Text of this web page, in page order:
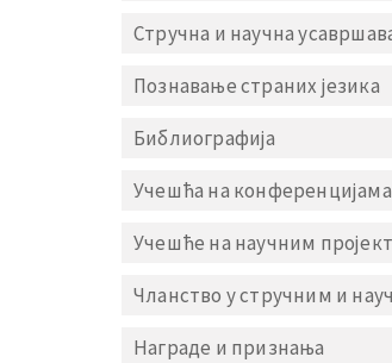
Стручна и научна
Познавање страних језика
Библиографија
Учешћа на конференцијама
Учешће на научним
Чланство у стручним и
Награде и признања